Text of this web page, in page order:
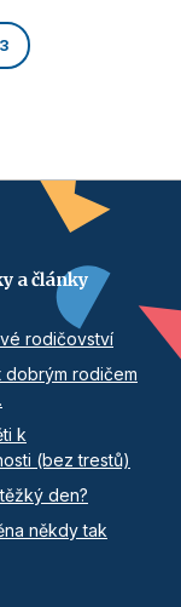
a články
rodičovství
rodičem
k
(bez trestů)
den?
někdy tak